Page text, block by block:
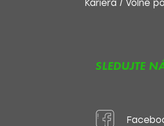
Kariéra / Volné
SLEDUJTE